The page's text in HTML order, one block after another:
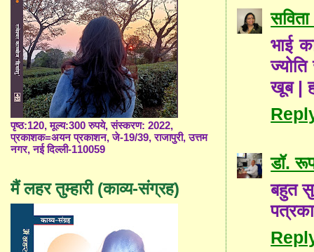
भाई
खूब |
डॉ.
बहुत
पृष्ठ:120, मूल्य:300 रुपये, संस्करण: 2022,
प्रकाशक=अयन प्रकाशन, जे-19/39, राजापुरी, उत्तम
नगर, नई दिल्ली-110059
मैं लहर तुम्हारी (काव्य-संग्रह)